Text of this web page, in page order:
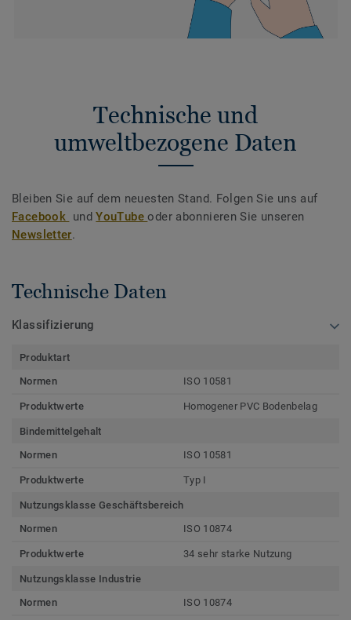
Technische und
umweltbezogene Daten
Bleiben Sie auf dem neuesten Stand. Folgen Sie uns auf
Facebook undYouTubeoder abonnieren Sie unseren
Newsletter.
Technische Daten
Klassifizierung
Produktart
Normen
ISO 10581
Produktwerte Homogener PVC Bodenbelag
Bindemittelgehalt
Normen
ISO 10581
Produktwerte Typ I
Nutzungsklasse Geschäftsbereich
Normen
ISO 10874
Produktwerte 34 sehr starke Nutzung
Nutzungsklasse Industrie
Normen
ISO 10874